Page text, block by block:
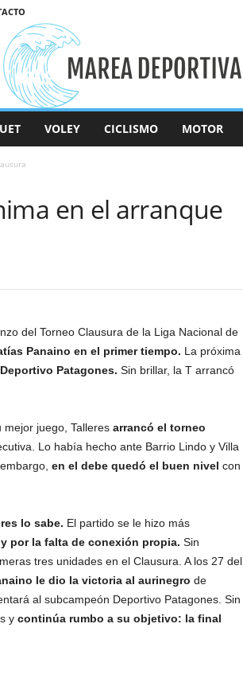
VOLEY CICLISMO MOTOR
en el arranque
del Torneo Clausura de la Liga Nacional de
Panaino en el primer tiempo. La próxima
Patagones. Sin brillar, la T arrancó
mejor juego, Talleres arrancó el torneo
Lo había hecho ante Barrio Lindo y Villa
en el debe quedó el buen nivel con
lo sabe. El partido se le hizo más
por la falta de conexión propia. Sin
tres unidades en el Clausura. A los 27 del
le dio la victoria al aurinegro de
al subcampeón Deportivo Patagones. Sin
y continúa rumbo a su objetivo: la final